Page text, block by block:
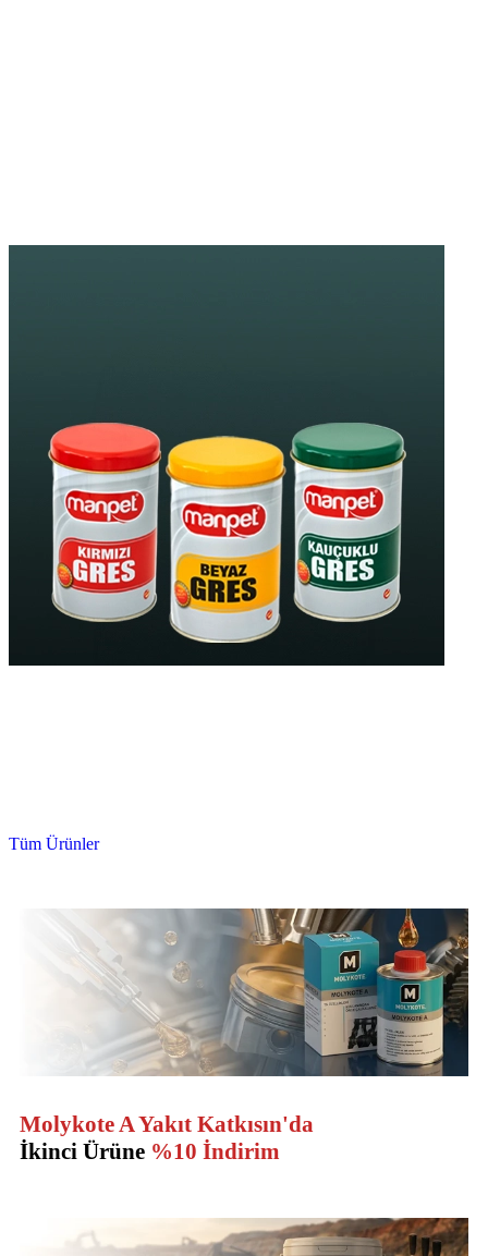
Tüm Ürünler
Molykote A Yakıt Katkısın'da
İkinci Ürüne %10 İndirim